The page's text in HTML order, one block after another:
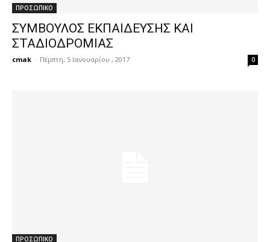
ΠΡΟΣΩΠΙΚΟ
ΣΥΜΒΟΥΛΟΣ ΕΚΠΑΙΔΕΥΣΗΣ ΚΑΙ
ΣΤΑΔΙΟΔΡΟΜΙΑΣ
cmak - Πέμπτη, 5 Ιανουαρίου , 2017 0
ΠΡΟΣΩΠΙΚΟ